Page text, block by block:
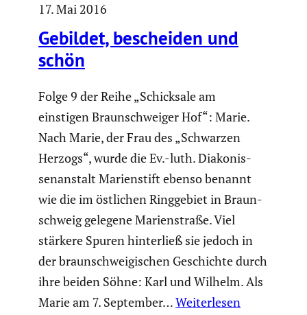
17. Mai 2016
Gebildet, bescheiden und
schön
Folge 9 der Reihe „Schick­sale am
einstigen Braun­schweiger Hof“: Marie.
Nach Marie, der Frau des „Schwarzen
Herzogs“, wurde die Ev.-luth. Diako­nis­
sen­an­stalt Marien­stift ebenso benannt
wie die im östlichen Ringge­biet in Braun­
schweig gelegene Marien­straße. Viel
stärkere Spuren hinter­ließ sie jedoch in
der braun­schwei­gi­schen Geschichte durch
ihre beiden Söhne: Karl und Wilhelm. Als
Marie am 7. September…Weiterlesen